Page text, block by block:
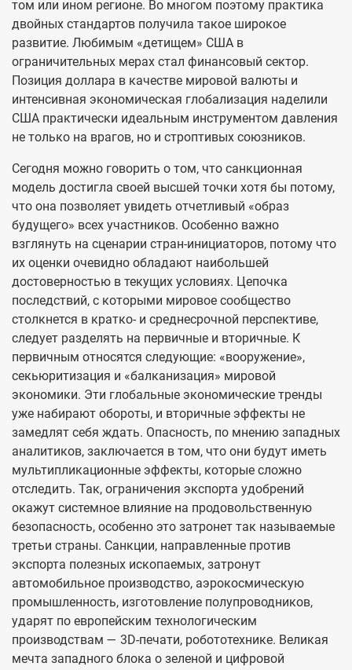
том или ином регионе. Во многом поэтому практика
двойных стандартов получила такое широкое
развитие. Любимым «детищем» США в
ограничительных мерах стал финансовый сектор.
Позиция доллара в качестве мировой валюты и
интенсивная экономическая глобализация наделили
США практически идеальным инструментом давления
не только на врагов, но и строптивых союзников.
Сегодня можно говорить о том, что санкционная
модель достигла своей высшей точки хотя бы потому,
что она позволяет увидеть отчетливый «образ
будущего» всех участников. Особенно важно
взглянуть на сценарии стран-инициаторов, потому что
их оценки очевидно обладают наибольшей
достоверностью в текущих условиях. Цепочка
последствий, с которыми мировое сообщество
столкнется в кратко- и среднесрочной перспективе,
следует разделять на первичные и вторичные. К
первичным относятся следующие: «вооружение»,
секьюритизация и «балканизация» мировой
экономики. Эти глобальные экономические тренды
уже набирают обороты, и вторичные эффекты не
замедлят себя ждать. Опасность, по мнению западных
аналитиков, заключается в том, что они будут иметь
мультипликационные эффекты, которые сложно
отследить. Так, ограничения экспорта удобрений
окажут системное влияние на продовольственную
безопасность, особенно это затронет так называемые
третьи страны. Санкции, направленные против
экспорта полезных ископаемых, затронут
автомобильное производство, аэрокосмическую
промышленность, изготовление полупроводников,
ударят по европейским технологическим
производствам — 3D-печати, робототехнике. Великая
мечта западного блока о зеленой и цифровой